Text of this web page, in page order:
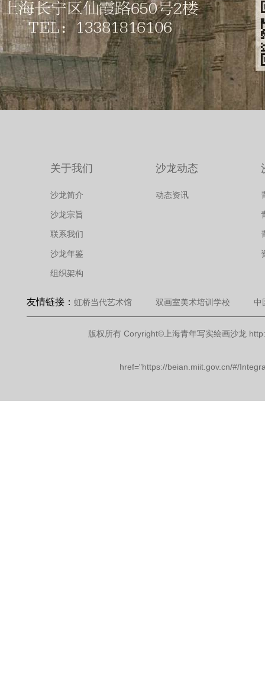
关于我们
沙龙简介
沙龙宗旨
联系我们
沙龙年鉴
组织架构
沙龙动态
动态资讯
友情链接： 虹桥当代艺术馆 双画室美术培训学校 中
版权所有 Coryright©上海青年写实绘画沙龙
href="https://beian.miit.gov.cn/#/